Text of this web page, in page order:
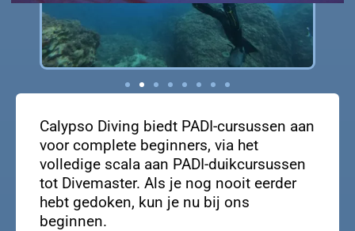
Calypso Diving biedt PADI-cursussen aan
voor complete beginners, via het
volledige scala aan PADI-duikcursussen
tot Divemaster. Als je nog nooit eerder
hebt gedoken, kun je nu bij ons
beginnen.